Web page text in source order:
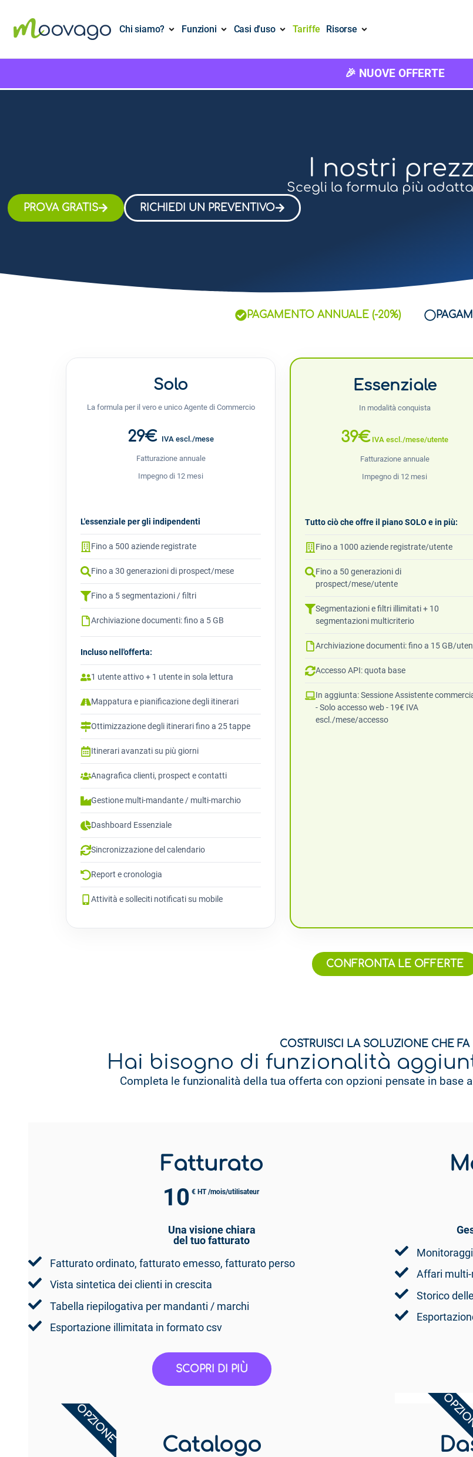
Chi siamo? Funzioni Casi d'uso Tariffe Risorse
🎉 NUOVE OFFERTE
I nostri
Scegli la formula più
PROVA GRATIS RICHIEDI UN PREVENTIVO
PAGAMENTO ANNUALE (-20%)
Solo
La formula per il vero e unico Agente di Commercio
29€ IVA escl./mese
Fatturazione annuale
Impegno di 12 mesi
L'essenziale per gli indipendenti
Fino a 500 aziende registrate
Fino a 30 generazioni di prospect/mese
Fino a 5 segmentazioni / filtri
Archiviazione documenti: fino a 5 GB
Incluso nell'offerta:
1 utente attivo + 1 utente in sola lettura
Mappatura e pianificazione degli itinerari
Ottimizzazione degli itinerari fino a 25 tappe
Itinerari avanzati su più giorni
Anagrafica clienti, prospect e contatti
Gestione multi-mandante / multi-marchio
Dashboard Essenziale
Sincronizzazione del calendario
Report e cronologia
Attività e solleciti notificati su mobile
Essenziale
In modalità conquista
39€IVA escl./mese/utente
Fatturazione annuale
Impegno di 12 mesi
Tutto ciò che offre il piano SOLO e in più:
Fino a 1000 aziende registrate/utente
Fino a 50 generazioni di
prospect/mese/utente
Segmentazioni e filtri illimitati + 10
segmentazioni multicriterio
Archiviazione documenti: fino a 15 GB/
Accesso API: quota base
In aggiunta: Sessione Assistente
- Solo accesso web - 19€ IVA
escl./mese/accesso
CONFRONTA LE OFFERTE
COSTRUISCI LA SOLUZIONE CHE FA
Hai bisogno di funzionalità
Completa le funzionalità della tua offerta con opzioni pensate in base
Fatturato
10 € HT /mois/utilisateur
Una visione chiara
del tuo fatturato
Fatturato ordinato, fatturato emesso, fatturato perso
Vista sintetica dei clienti in crescita
Tabella riepilogativa per mandanti / marchi
Esportazione illimitata in formato csv
SCOPRI DI PIÙ
OPZIONE
Affari
Storico
Catalogo